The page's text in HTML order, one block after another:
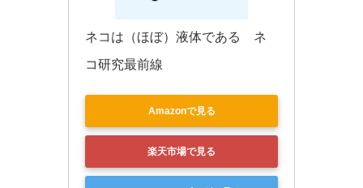
ネコは（ほぼ）液体である　ネ
コ研究最前線
Amazonで見る
楽天市場で見る